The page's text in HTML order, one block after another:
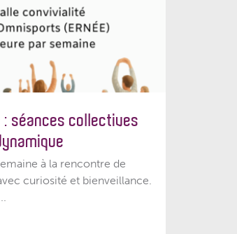
: séances collectives
à la rencontre de
curiosité et bienveillance.